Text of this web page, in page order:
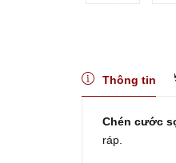
Thông tin
Chén cước
ráp.